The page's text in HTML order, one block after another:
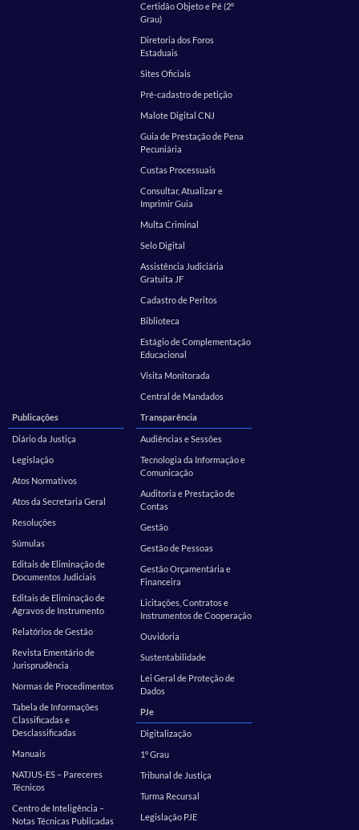
Certidão Objeto e Pé (2º
Grau)
Diretoria dos Foros
Estaduais
Sites Oficiais
Pré-cadastro de petição
Malote Digital CNJ
Guia de Prestação de Pena
Pecuniária
Custas Processuais
Consultar, Atualizar e
Imprimir Guia
Multa Criminal
Selo Digital
Assistência Judiciária
Gratuita JF
Cadastro de Peritos
Biblioteca
Estágio de Complementação
Educacional
Visita Monitorada
Central de Mandados
Publicações
Diário da Justiça
Legislação
Atos Normativos
Atos da Secretaria Geral
Resoluções
Súmulas
Editais de Eliminação de
Documentos Judiciais
Editais de Eliminação de
Agravos de Instrumento
Relatórios de Gestão
Revista Ementário de
Jurisprudência
Normas de Procedimentos
Tabela de Informações
Classificadas e
Desclassificadas
Manuais
NATJUS-ES – Pareceres
Técnicos
Centro de Inteligência –
Notas Técnicas Publicadas
Transparência
Audiências e Sessões
Tecnologia da Informação e
Comunicação
Auditoria e Prestação de
Contas
Gestão
Gestão de Pessoas
Gestão Orçamentária e
Financeira
Licitações, Contratos e
Instrumentos de Cooperação
Ouvidoria
Sustentabilidade
Lei Geral de Proteção de
Dados
PJe
Digitalização
1º Grau
Tribunal de Justiça
Turma Recursal
Legislação PJE